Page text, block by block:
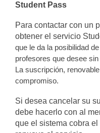
Student Pass
Para contactar con un
obtener el servicio
que le da la posibilidad
profesores que desee
La suscripción,
compromiso.
Si desea cancelar su
debe hacerlo con al
que el sistema cobra